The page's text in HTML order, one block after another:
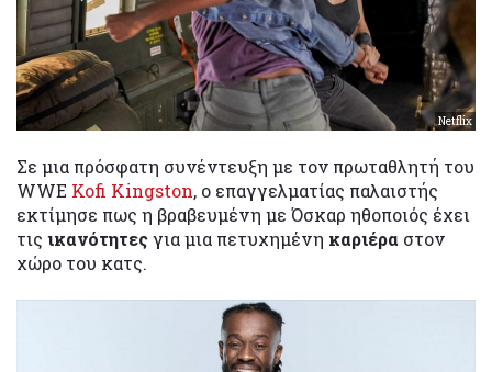
Netflix
Σε μια πρόσφατη συνέντευξη με τον πρωταθλητή του
WWE Kofi Kingston, ο επαγγελματίας παλαιστής
εκτίμησε πως η βραβευμένη με Όσκαρ ηθοποιός έχει
τις ικανότητεςγια μια πετυχημένη καριέρα στον
χώρο του κατς.